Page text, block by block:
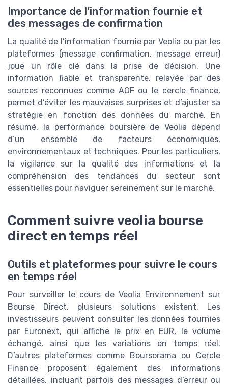
Importance de l’information fournie et
des messages de confirmation
La qualité de l’information fournie par Veolia ou par les
plateformes (message confirmation, message erreur)
joue un rôle clé dans la prise de décision. Une
information fiable et transparente, relayée par des
sources reconnues comme AOF ou le cercle finance,
permet d’éviter les mauvaises surprises et d’ajuster sa
stratégie en fonction des données du marché. En
résumé, la performance boursière de Veolia dépend
d’un ensemble de facteurs économiques,
environnementaux et techniques. Pour les particuliers,
la vigilance sur la qualité des informations et la
compréhension des tendances du secteur sont
essentielles pour naviguer sereinement sur le marché.
Comment suivre veolia bourse
direct en temps réel
Outils et plateformes pour suivre le cours
en temps réel
Pour surveiller le cours de Veolia Environnement sur
Bourse Direct, plusieurs solutions existent. Les
investisseurs peuvent consulter les données fournies
par Euronext, qui affiche le prix en EUR, le volume
échangé, ainsi que les variations en temps réel.
D’autres plateformes comme Boursorama ou Cercle
Finance proposent également des informations
détaillées, incluant parfois des messages d’erreur ou